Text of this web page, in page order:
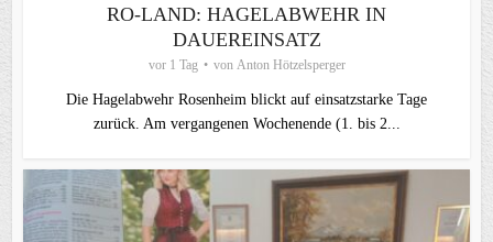
RO-LAND: HAGELABWEHR IN
DAUEREINSATZ
vor 1 Tag von Anton Hötzelsperger
Die Hagelabwehr Rosenheim blickt auf einsatzstarke Tage
zurück. Am vergangenen Wochenende (1. bis 2...